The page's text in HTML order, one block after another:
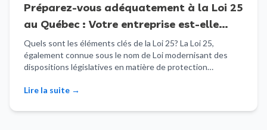
Préparez-vous adéquatement à la Loi 25
au Québec : Votre entreprise est-elle
prête?
Quels sont les éléments clés de la Loi 25? La Loi 25,
également connue sous le nom de Loi modernisant des
dispositions législatives en matière de protection…
Lire la suite →